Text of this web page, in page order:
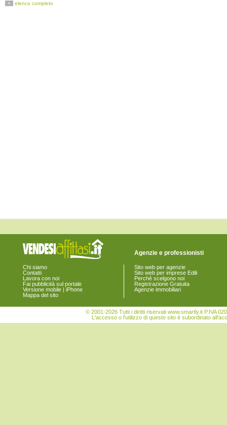
Cona
Spinea
Teglio Veneto
Venezia
Vigonovo
+ elenco completo
Chi siamo
Contatti
Lavora con noi
Fai pubblicità sul portale
Versione mobile | iPhone
Mappa del sito
Agenzie e professionisti
Sito web per agenzie
Sito web per imprese Edili
Perchè scelgono noi
Registrazione Gratuita
Agenzie immobiliari
© 2001-2026 Tutti i diritti riservati www.smartly.it P.IVA
L'accesso o l'utilizzo di questo sito è subordinato